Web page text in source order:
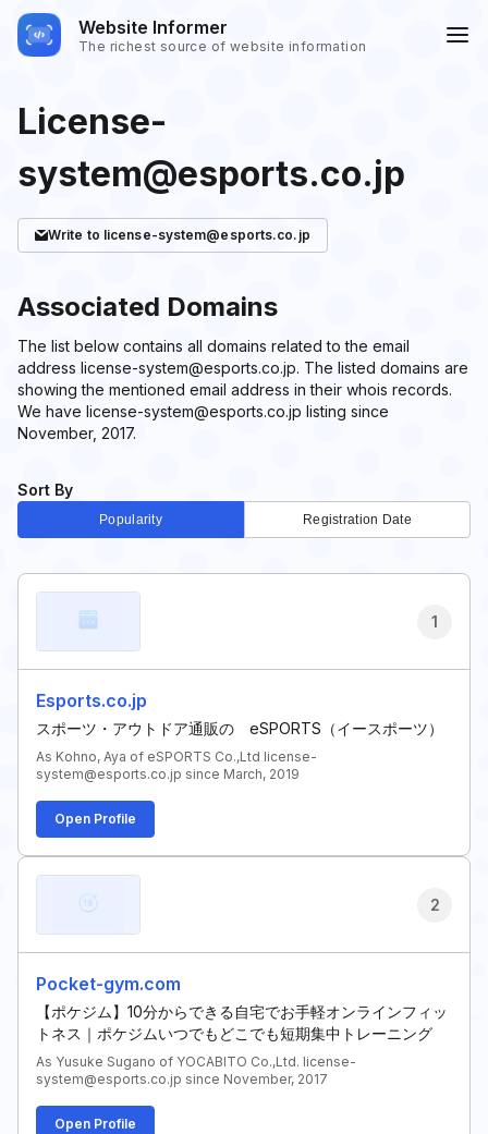
Website Informer
The richest source of website information
License-
system@esports.co.jp
Write to license-system@esports.co.jp
Sort By
Popularity Registration Date
Associated Domains
The list below contains all domains related to the email
address license-system@esports.co.jp. The listed domains are
showing the mentioned email address in their whois records.
We have license-system@esports.co.jp listing since
November, 2017.
1
Esports.co.jp
スポーツ・アウトドア通販の eSPORTS（イースポーツ）
As Kohno, Aya of eSPORTS Co.,Ltd license-
system@esports.co.jp since March, 2019
Open Profile
2
Pocket-gym.com
【ポケジム】10分からできる自宅でお手軽オンラインフィッ
トネス｜ポケジムいつでもどこでも短期集中トレーニング
As Yusuke Sugano of YOCABITO Co.,Ltd. license-
system@esports.co.jp since November, 2017
Open Profile